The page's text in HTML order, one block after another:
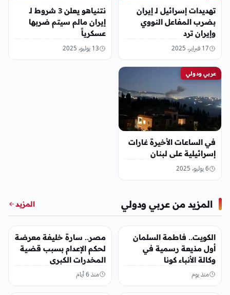
تهديدات إسرائيل لـ إيران
بضرب المفاعل النووي
وإيران ترد
17 فبراير، 2025
نتنياهو يعلن 3 شروط لـ
إيران مالم سيتم ضربها
عسكرياً
13 يوليو، 2025
عربي ودولي
في الساعات الأخيرة غارات
إسرائيلية على لبنان
6 يوليو، 2025
المزيد من عربي ودولي المزيد
عربي ودولي
الكويت.. فاطمة السلمان
أول مذيعة رسمية في
وكالة الأنباء كونا
منذ يوم
مصر.. سارة خليفة معرضة
لحكم الإعدام بسبب قضية
المخدرات الكبرى
منذ 6 أيام